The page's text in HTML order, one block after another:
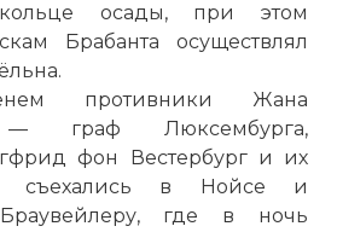
осады, при этом
Брабанта осуществлял
противники Жана
— граф Люксембурга,
фон Вестербург и их
съехались в Нойсе и
где в ночь